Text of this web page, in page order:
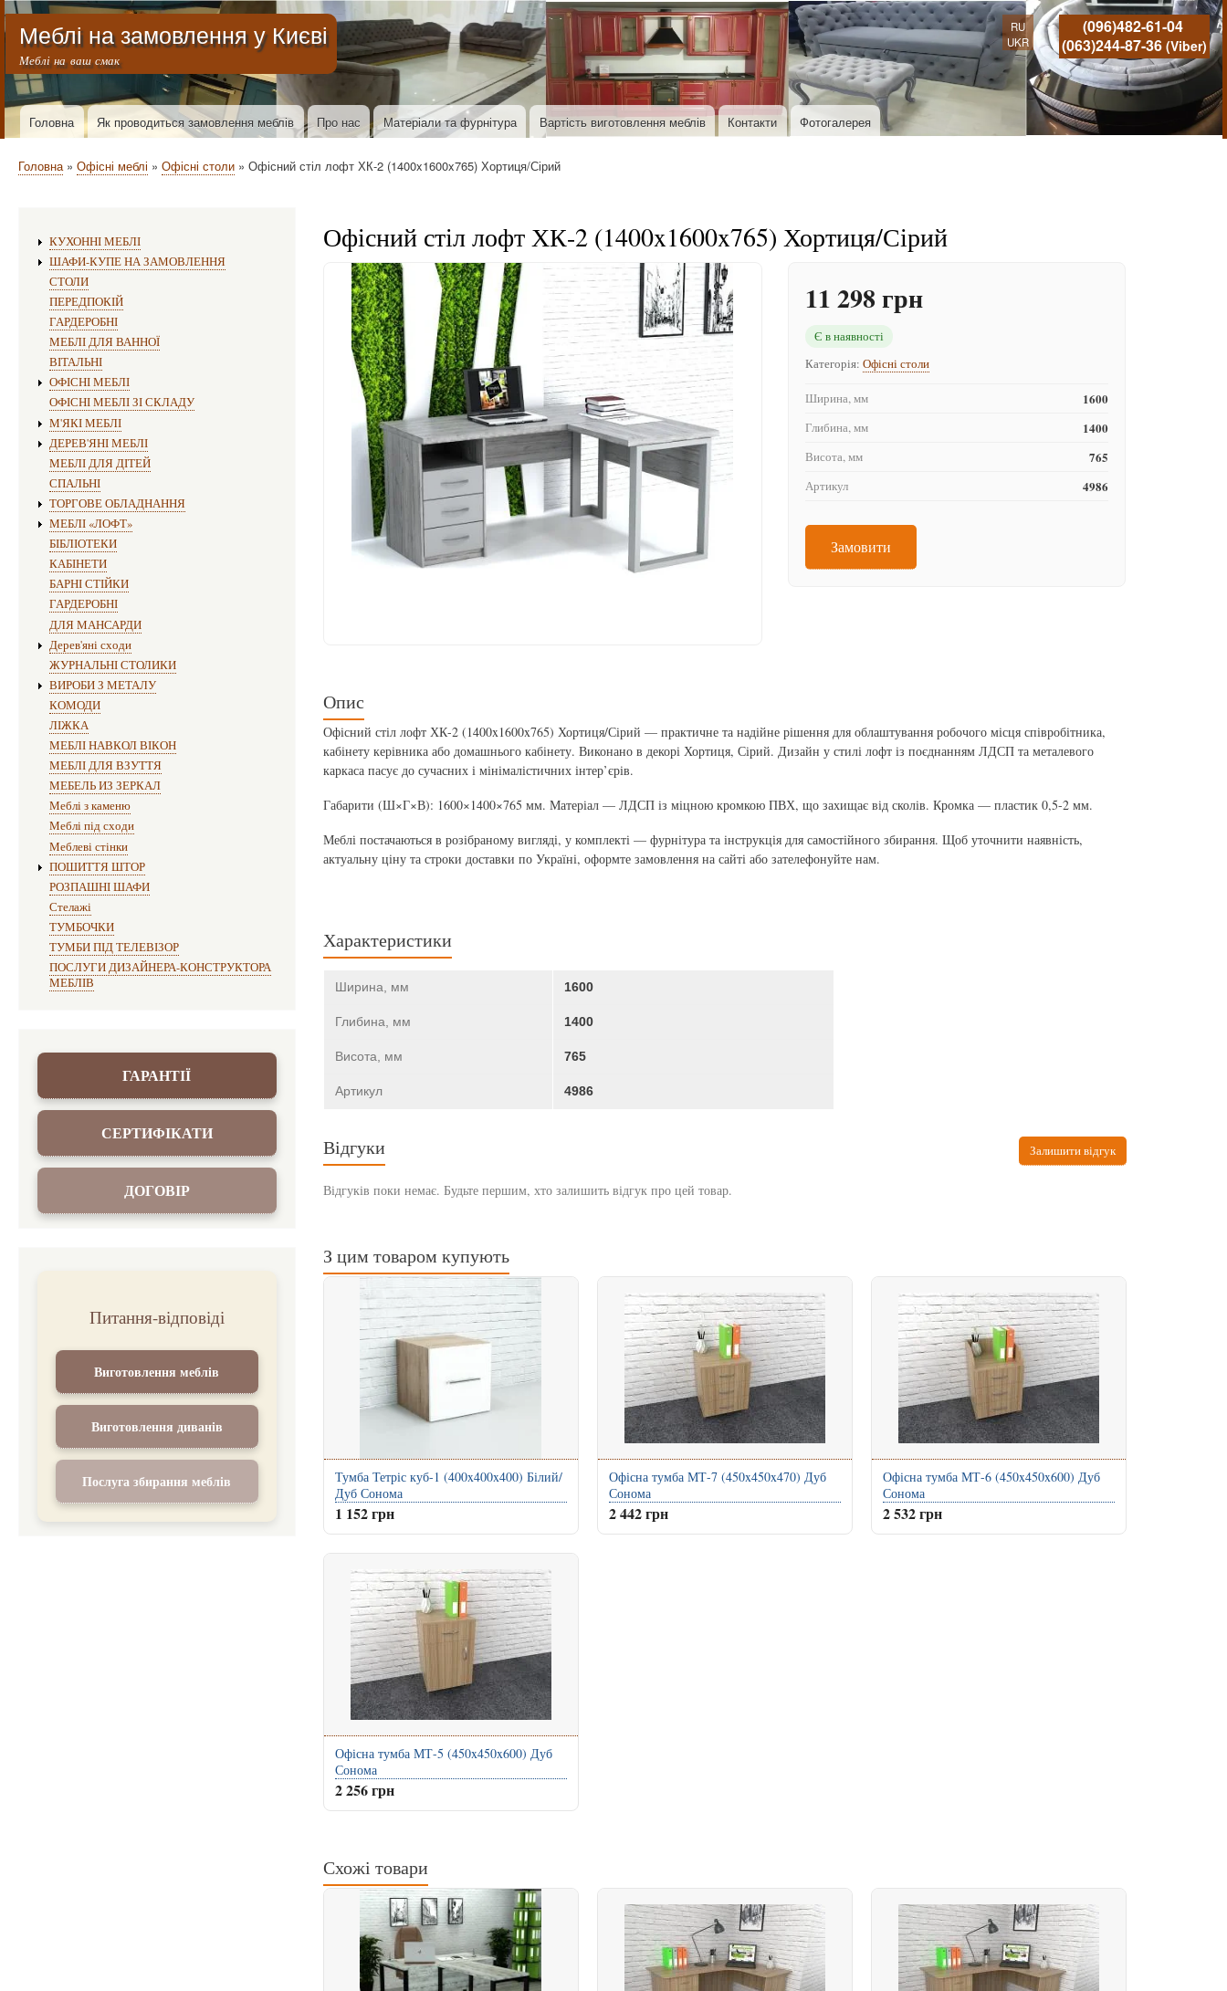
Перейти до основного вмісту
Меню облікового запису користувача
Меблі на замовлення у Києві
Меблі на ваш смак
(096)482-61-04
(063)244-87-36 (Viber)
RU
UKR
Основна навіґація
Головна Як проводиться замовлення меблів Про нас Матеріали та фурнітура Вартість виготовлення меблів Контакти Фотогалерея
Рядок навіґації
Головна Офісні меблі Офісні столи Офісний стіл лофт ХК-2 (1400x1600x765) Хортиця/Сірий
Офісний стіл лофт ХК-2 (1400x1600x765) Хортиця/Сірий
11 298 грн
Є в наявності
Категорія:Офісні столи
Ширина, мм 1600
Глибина, мм 1400
Висота, мм 765
Артикул 4986
Замовити
Опис
Офісний стіл лофт ХК-2 (1400x1600x765) Хортиця/Сірий — практичне та надійне рішення для облаштування робочого місця співробітника,
кабінету керівника або домашнього кабінету. Виконано в декорі Хортиця, Сірий. Дизайн у стилі лофт із поєднанням ЛДСП та металевого
каркаса пасує до сучасних і мінімалістичних інтер’єрів.
Габарити (Ш×Г×В): 1600×1400×765 мм. Матеріал — ЛДСП із міцною кромкою ПВХ, що захищає від сколів. Кромка — пластик 0,5-2 мм.
Меблі постачаються в розібраному вигляді, у комплекті — фурнітура та інструкція для самостійного збирання. Щоб уточнити наявність,
актуальну ціну та строки доставки по Україні, оформте замовлення на сайті або зателефонуйте нам.
Характеристики
Ширина, мм 1600
Глибина, мм 1400
Висота, мм 765
Артикул 4986
Відгуки Залишити відгук
Відгуків поки немає. Будьте першим, хто залишить відгук про цей товар.
З цим товаром купують
Тумба Тетріс куб-1 (400x400x400) Білий/
Дуб Сонома
1 152 грн
Офісна тумба МТ-7 (450x450x470) Дуб
Сонома
2 442 грн
Офісна тумба МТ-6 (450x450x600) Дуб
Сонома
2 532 грн
Офісна тумба МТ-5 (450x450x600) Дуб
Сонома
2 256 грн
Схожі товари
КУХОННІ МЕБЛІ
ШАФИ-КУПЕ НА ЗАМОВЛЕННЯ
СТОЛИ
ПЕРЕДПОКІЙ
ГАРДЕРОБНІ
МЕБЛІ ДЛЯ ВАННОЇ
ВІТАЛЬНІ
ОФІСНІ МЕБЛІ
ОФІСНІ МЕБЛІ ЗІ СКЛАДУ
М'ЯКІ МЕБЛІ
ДЕРЕВ'ЯНІ МЕБЛІ
МЕБЛІ ДЛЯ ДІТЕЙ
СПАЛЬНІ
ТОРГОВЕ ОБЛАДНАННЯ
МЕБЛІ «ЛОФТ»
БІБЛІОТЕКИ
КАБІНЕТИ
БАРНІ СТІЙКИ
ГАРДЕРОБНІ
ДЛЯ МАНСАРДИ
Дерев'яні сходи
ЖУРНАЛЬНІ СТОЛИКИ
ВИРОБИ З МЕТАЛУ
КОМОДИ
ЛІЖКА
МЕБЛІ НАВКОЛ ВІКОН
МЕБЛІ ДЛЯ ВЗУТТЯ
МЕБЕЛЬ ИЗ ЗЕРКАЛ
Меблі з каменю
Меблі під сходи
Меблеві стінки
ПОШИТТЯ ШТОР
РОЗПАШНІ ШАФИ
Стелажі
ТУМБОЧКИ
ТУМБИ ПІД ТЕЛЕВІЗОР
ПОСЛУГИ ДИЗАЙНЕРА-КОНСТРУКТОРА
МЕБЛІВ
ГАРАНТІЇ
СЕРТИФІКАТИ
ДОГОВІР
Питання-відповіді
Виготовлення меблів
Виготовлення диванів
Послуга збирання меблів